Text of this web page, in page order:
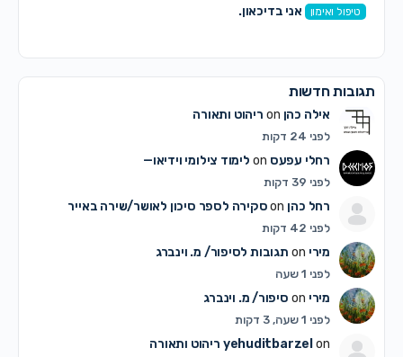
טיפול ואימון אני בדיכאון.
תגובות חדשות
אילה כהן ריהוט ותאורה
לפני 24 דקות
רחלי עפעס לימוד צילומי וידיאו—
לפני 39 דקות
רחל כהן סקירה לספר סיכון לאושר/שירה באייר
לפני 42 דקות
מירי תגובות לסיפור/ מ. וינברג
לפני 1 שעה
מירי סיפור/ מ. וינברג
לפני 1 שעה, 3 דקות
yehuditbarzel on ריהוט ותאורה